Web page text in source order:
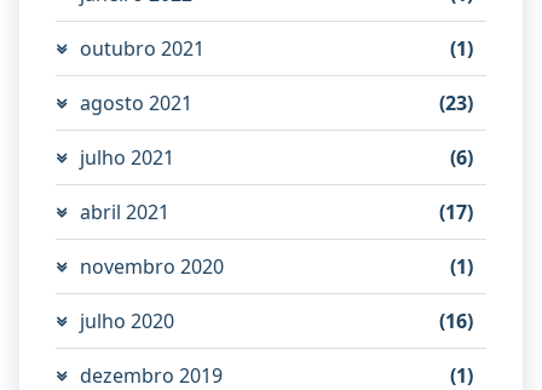
outubro 2021 (1)
agosto 2021 (23)
julho 2021 (6)
abril 2021 (17)
novembro 2020 (1)
julho 2020 (16)
dezembro 2019 (1)